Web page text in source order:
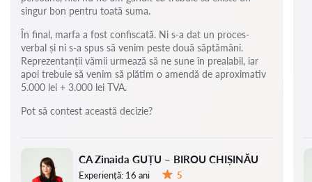
CA Zinaida GUȚU – BIROU CHIȘINĂU
Experiență: 16 ani
5
singur bon pentru toată suma.
În final, marfa a fost confiscată. Ni s-a dat un proces-
verbal și ni s-a spus să venim peste două săptămâni.
Reprezentanții vămii urmează să ne sune în prealabil, iar
apoi trebuie să venim să plătim o amendă de aproximativ
5.000 lei + 3.000 lei TVA.
Pot să contest această decizie?